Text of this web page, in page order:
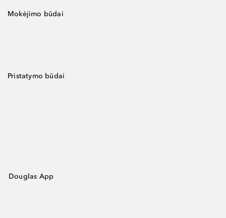
Mokėjimo būdai
Pristatymo būdai
Douglas App